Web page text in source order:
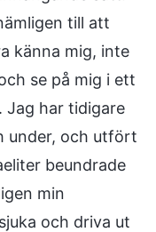
till att
känna mig, inte
se på mig i ett
Jag har tidigare
under, och utfört
beundrade
min
och driva ut